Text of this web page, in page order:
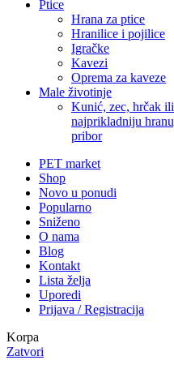
Ptice
Hrana za ptice
Hranilice i pojilice
Igračke
Kavezi
Oprema za kaveze
Male životinje
Kunić, zec, hrčak
najprikladniju
pribor
PET market
Shop
Novo u ponudi
Popularno
Sniženo
O nama
Blog
Kontakt
Lista želja
Uporedi
Prijava / Registracija
Korpa
Zatvori